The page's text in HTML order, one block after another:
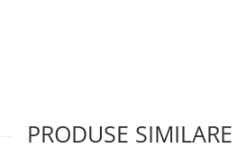
PRODUSE SIMILARE